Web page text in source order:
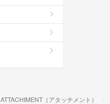
ATTACHIMENT（アタッチメント）